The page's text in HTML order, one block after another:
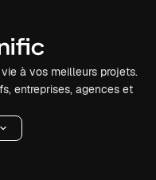
à vos meilleurs projets.
entreprises, agences et